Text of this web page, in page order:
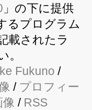
」の下に提供
るプログラム
載されたラ
。
Fukuno /
/ プロフィー
像 / RSS